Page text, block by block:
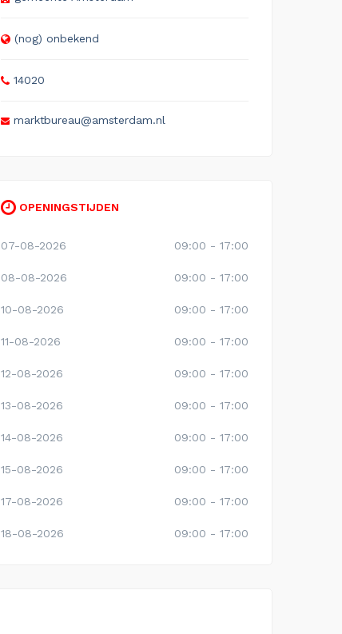
(nog) onbekend
14020
markt­bu­reau@am­ster­dam.nl
OPENINGSTIJDEN
07-08-2026 09:00 - 17:00
08-08-2026 09:00 - 17:00
10-08-2026 09:00 - 17:00
11-08-2026 09:00 - 17:00
12-08-2026 09:00 - 17:00
13-08-2026 09:00 - 17:00
14-08-2026 09:00 - 17:00
15-08-2026 09:00 - 17:00
17-08-2026 09:00 - 17:00
18-08-2026 09:00 - 17:00